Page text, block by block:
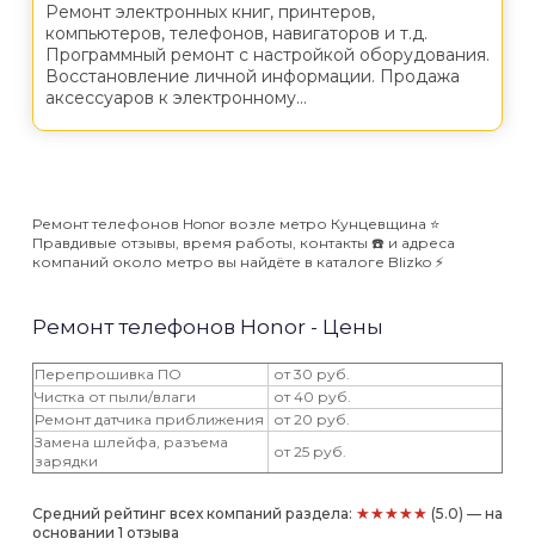
Ремонт электронных книг, принтеров,
компьютеров, телефонов, навигаторов и т.д.
Программный ремонт с настройкой оборудования.
Восстановление личной информации. Продажа
аксессуаров к электронному...
Ремонт телефонов Honor возле метро Кунцевщина ⭐️
Правдивые отзывы, время работы, контакты ☎️ и адреса
компаний около метро вы найдёте в каталоге Blizko ⚡️
Ремонт телефонов Honor - Цены
Перепрошивка ПО
от 30 руб.
Чистка от пыли/влаги
от 40 руб.
Ремонт датчика приближения
от 20 руб.
Замена шлейфа, разъема
зарядки
от 25 руб.
Средний рейтинг всех компаний раздела: ★★★★★ (5.0) — на
основании 1 отзыва